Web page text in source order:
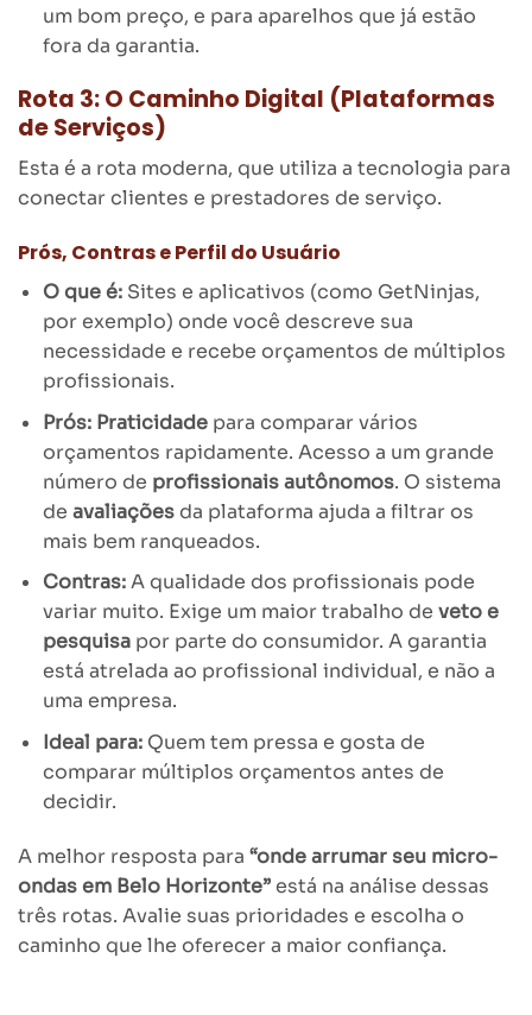
um bom preço, e para aparelhos que já estão
fora da garantia.
Rota 3: O Caminho Digital (Plataformas
de Serviços)
Esta é a rota moderna, que utiliza a tecnologia para
conectar clientes e prestadores de serviço.
Prós, Contras e Perfil do Usuário
O que é:Sites e aplicativos (como GetNinjas,
por exemplo) onde você descreve sua
necessidade e recebe orçamentos de múltiplos
profissionais.
Prós: Praticidadepara comparar vários
orçamentos rapidamente. Acesso a um grande
número de profissionais autônomos. O sistema
de avaliaçõesda plataforma ajuda a filtrar os
mais bem ranqueados.
Contras:A qualidade dos profissionais pode
variar muito. Exige um maior trabalho de veto e
pesquisapor parte do consumidor. A garantia
está atrelada ao profissional individual, e não a
uma empresa.
Ideal para:Quem tem pressa e gosta de
comparar múltiplos orçamentos antes de
decidir.
A melhor resposta para “onde arrumar seu micro-
ondas em Belo Horizonte”está na análise dessas
três rotas. Avalie suas prioridades e escolha o
caminho que lhe oferecer a maior confiança.